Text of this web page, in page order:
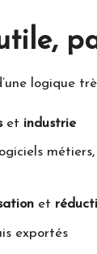
logique
et industrie
et
exportés